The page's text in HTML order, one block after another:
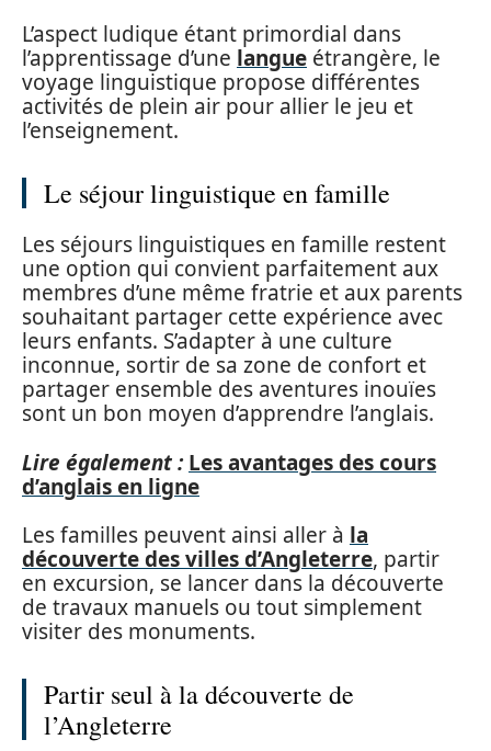
L’aspect ludique étant primordial dans
l’apprentissage d’une langue étrangère, le
voyage linguistique propose différentes
activités de plein air pour allier le jeu et
l’enseignement.
Le séjour linguistique en famille
Les séjours linguistiques en famille restent
une option qui convient parfaitement aux
membres d’une même fratrie et aux parents
souhaitant partager cette expérience avec
leurs enfants. S’adapter à une culture
inconnue, sortir de sa zone de confort et
partager ensemble des aventures inouïes
sont un bon moyen d’apprendre l’anglais.
Lire également : Les avantages des cours
d’anglais en ligne
Les familles peuvent ainsi aller à la
découverte des villes d’Angleterre, partir
en excursion, se lancer dans la découverte
de travaux manuels ou tout simplement
visiter des monuments.
Partir seul à la découverte de
l’Angleterre